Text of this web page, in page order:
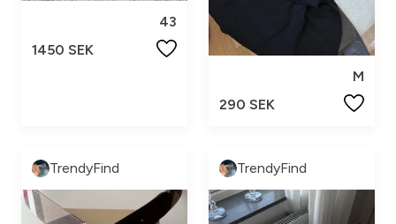
43
1450 SEK
M
290 SEK
TrendyFind TrendyFind